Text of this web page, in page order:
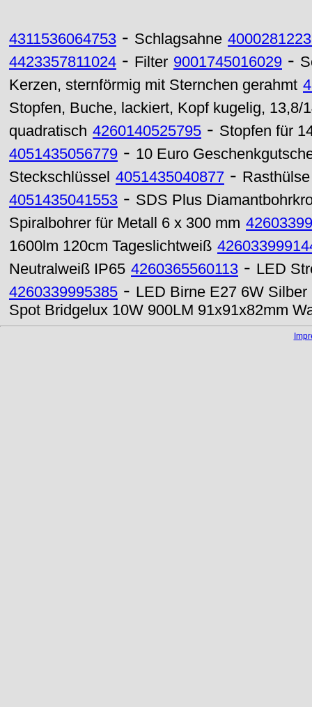
4311536064753 - Schlagsahne
4423357811024 - Filter 9001745016029 -
Kerzen, sternförmig mit Sternchen gerahmt
Stopfen, Buche, lackiert, Kopf kugelig, 13,8/
quadratisch 4260140525795 - Stopfen für
4051435056779 - 10 Euro
Steckschlüssel 4051435040877 -
4051435041553 - SDS Plus
Spiralbohrer für Metall 6 x 300 mm
1600lm 120cm Tageslichtweiß
Neutralweiß IP65 4260365560113 - LED
4260339995385 - LED Birne E27 6W
Spot Bridgelux 10W 900LM 91x91x82mm